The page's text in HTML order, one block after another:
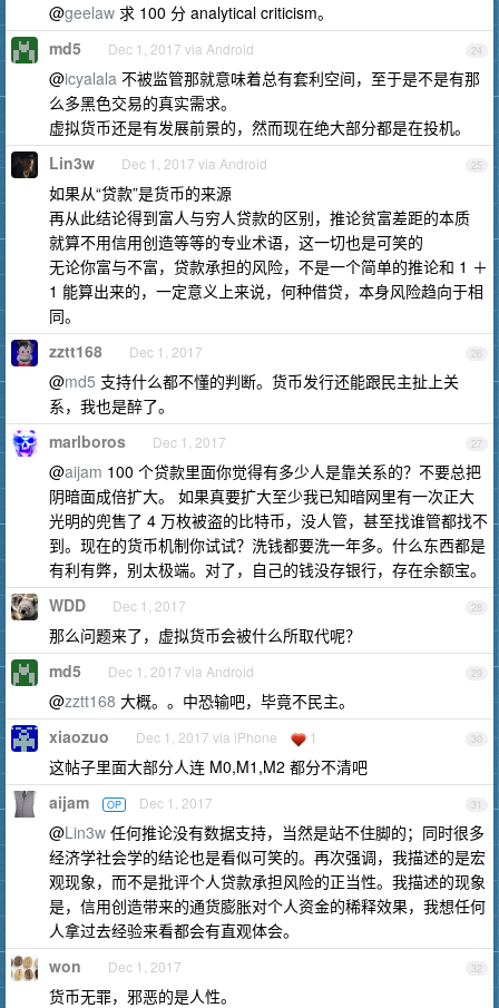
@geelaw 求 100 分 analytical criticism。
24
md5 Dec 1, 2017 via Android
@icyalala 不被监管那就意味着总有套利空间，至于是不是有那
么多黑色交易的真实需求。
虚拟货币还是有发展前景的，然而现在绝大部分都是在投机。
25
Lin3w Dec 1, 2017 via Android
如果从“贷款”是货币的来源
再从此结论得到富人与穷人贷款的区别，推论贫富差距的本质
就算不用信用创造等等的专业术语，这一切也是可笑的
无论你富与不富，贷款承担的风险，不是一个简单的推论和 1 ＋
1 能算出来的，一定意义上来说，何种借贷，本身风险趋向于相
同。
26
zztt168 Dec 1, 2017
@md5 支持什么都不懂的判断。货币发行还能跟民主扯上关
系，我也是醉了。
27
marlboros Dec 1, 2017
@aijam 100 个贷款里面你觉得有多少人是靠关系的？不要总把
阴暗面成倍扩大。 如果真要扩大至少我已知暗网里有一次正大
光明的兜售了 4 万枚被盗的比特币，没人管，甚至找谁管都找不
到。现在的货币机制你试试？洗钱都要洗一年多。什么东西都是
有利有弊，别太极端。对了，自己的钱没存银行，存在余额宝。
28
WDD Dec 1, 2017
那么问题来了，虚拟货币会被什么所取代呢？
29
md5 Dec 1, 2017 via Android
@zztt168 大概。。中恐输吧，毕竟不民主。
30
xiaozuo Dec 1, 2017 via iPhone 1
这帖子里面大部分人连 M0,M1,M2 都分不清吧
31
aijam OP Dec 1, 2017
@Lin3w 任何推论没有数据支持，当然是站不住脚的；同时很多
经济学社会学的结论也是看似可笑的。再次强调，我描述的是宏
观现象，而不是批评个人贷款承担风险的正当性。我描述的现象
是，信用创造带来的通货膨胀对个人资金的稀释效果，我想任何
人拿过去经验来看都会有直观体会。
32
won Dec 1, 2017
货币无罪，邪恶的是人性。